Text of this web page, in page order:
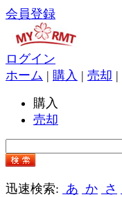
会員登録
ログイン
ホーム | 購入 | 売却 |
購入
売却
迅速検索: あ か さ